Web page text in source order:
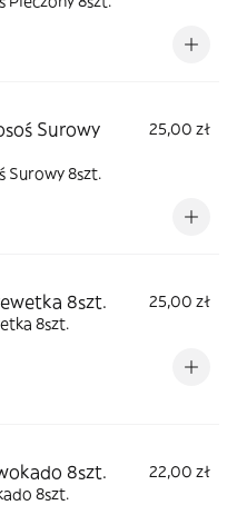
Surowy
25,00 zł
Surowy 8szt.
8szt.
25,00 zł
8szt.
8szt.
22,00 zł
8szt.